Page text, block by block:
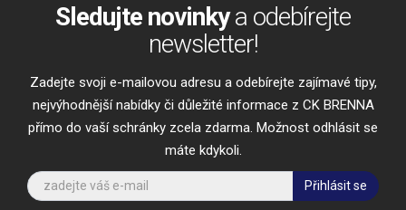
Sledujte novinkya odebírejte
newsletter!
Zadejte svoji e-mailovou adresu a odebírejte zajímavé tipy,
nejvýhodnější nabídky či důležité informace z CK BRENNA
přímo do vaší schránky zcela zdarma. Možnost odhlásit se
máte kdykoli.
Přihlásit se